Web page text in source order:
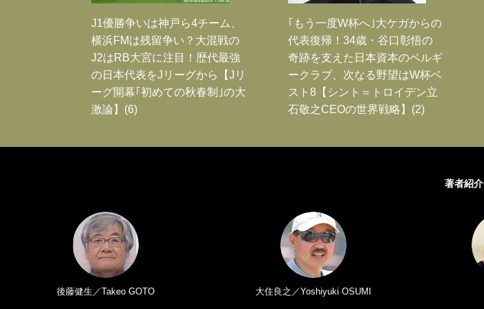
J1優勝争いは神戸ら4チーム、
横浜FMは残留争い？大混戦の
J2はRB大宮に注目！歴代最強
の日本代表をJリーグから【Jリ
ーグ開幕｢初めての秋春制｣の大
激論】(6)
｢もう一度W杯へ｣大ケガからの
代表復帰！34歳・谷口彰悟の
奇跡を支えた日本資本のベルギ
ークラブ、次なる野望はW杯ベ
スト8【シント＝トロイデン立
石敬之CEOの世界戦略】(2)
著者紹介
後藤健生／Takeo GOTO 大住良之／Yoshiyuki OSUMI